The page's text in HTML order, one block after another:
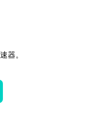
器。